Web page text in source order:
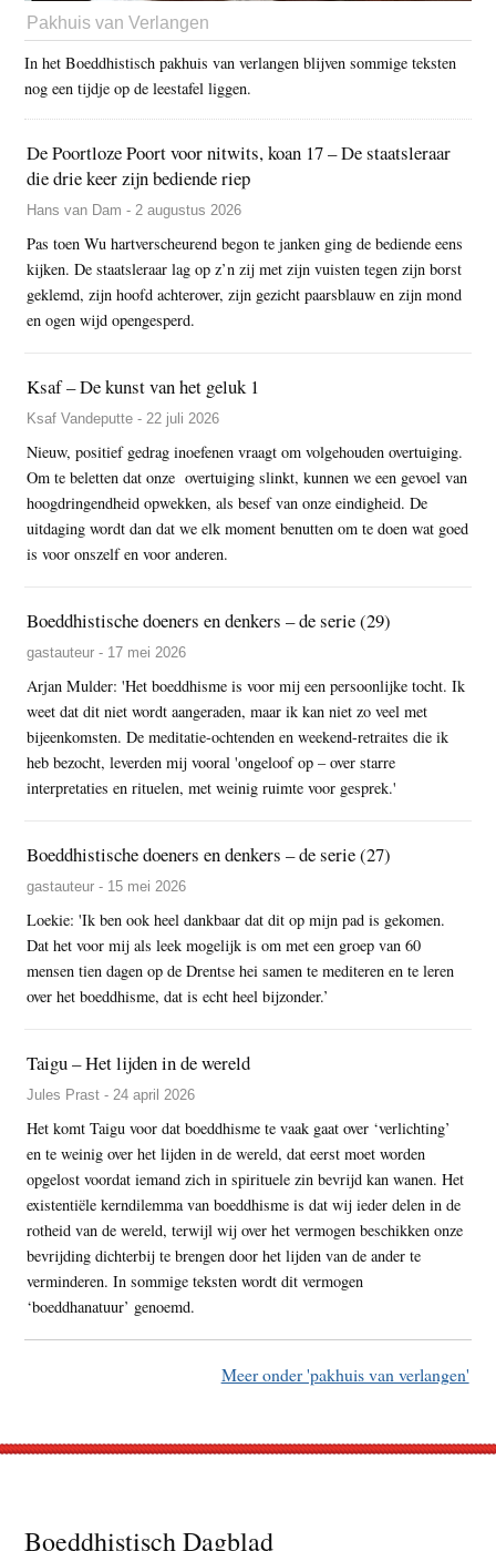
Pakhuis van Verlangen
In het Boeddhistisch pakhuis van verlangen blijven sommige teksten
nog een tijdje op de leestafel liggen.
De Poortloze Poort voor nitwits, koan 17 – De staatsleraar
die drie keer zijn bediende riep
Hans van Dam - 2 augustus 2026
Pas toen Wu hartverscheurend begon te janken ging de bediende eens
kijken. De staatsleraar lag op z’n zij met zijn vuisten tegen zijn borst
geklemd, zijn hoofd achterover, zijn gezicht paarsblauw en zijn mond
en ogen wijd opengesperd.
Ksaf – De kunst van het geluk 1
Ksaf Vandeputte - 22 juli 2026
Nieuw, positief gedrag inoefenen vraagt om volgehouden overtuiging.
Om te beletten dat onze overtuiging slinkt, kunnen we een gevoel van
hoogdringendheid opwekken, als besef van onze eindigheid. De
uitdaging wordt dan dat we elk moment benutten om te doen wat goed
is voor onszelf en voor anderen.
Boeddhistische doeners en denkers – de serie (29)
gastauteur - 17 mei 2026
Arjan Mulder: 'Het boeddhisme is voor mij een persoonlijke tocht. Ik
weet dat dit niet wordt aangeraden, maar ik kan niet zo veel met
bijeenkomsten. De meditatie-ochtenden en weekend-retraites die ik
heb bezocht, leverden mij vooral 'ongeloof op – over starre
interpretaties en rituelen, met weinig ruimte voor gesprek.'
Boeddhistische doeners en denkers – de serie (27)
gastauteur - 15 mei 2026
Loekie: 'Ik ben ook heel dankbaar dat dit op mijn pad is gekomen.
Dat het voor mij als leek mogelijk is om met een groep van 60
mensen tien dagen op de Drentse hei samen te mediteren en te leren
over het boeddhisme, dat is echt heel bijzonder.’
Taigu – Het lijden in de wereld
Jules Prast - 24 april 2026
Het komt Taigu voor dat boeddhisme te vaak gaat over ‘verlichting’
en te weinig over het lijden in de wereld, dat eerst moet worden
opgelost voordat iemand zich in spirituele zin bevrijd kan wanen. Het
existentiële kerndilemma van boeddhisme is dat wij ieder delen in de
rotheid van de wereld, terwijl wij over het vermogen beschikken onze
bevrijding dichterbij te brengen door het lijden van de ander te
verminderen. In sommige teksten wordt dit vermogen
‘boeddhanatuur’ genoemd.
Meer onder 'pakhuis van verlangen'
Footer
Boeddhistisch Dagblad